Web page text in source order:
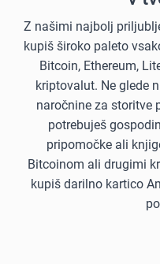
Z našimi najbolj
kupiš široko paleto
Bitcoin, Ethereum,
kriptovalut. Ne glede
naročnine za storitve
potrebuješ
pripomočke ali
Bitcoinom ali drugimi
kupiš darilno kartico